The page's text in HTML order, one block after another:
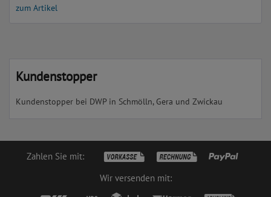
zum Artikel
Kundenstopper
Kundenstopper bei DWP in Schmölln, Gera und Zwickau
Zahlen Sie mit:
Wir versenden mit: